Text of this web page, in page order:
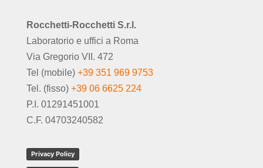
Rocchetti-Rocchetti S.r.l.
Laboratorio e uffici a Roma
Via Gregorio VII. 472
Tel (mobile) +39 351 969 9753
Tel. (fisso) +39 06 6625 224
P.I. 01291451001
C.F. 04703240582
Privacy Policy